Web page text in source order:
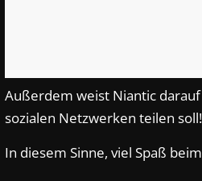
Außerdem weist Niantic
sozialen Netzwerken teilen
In diesem Sinne, viel Spaß